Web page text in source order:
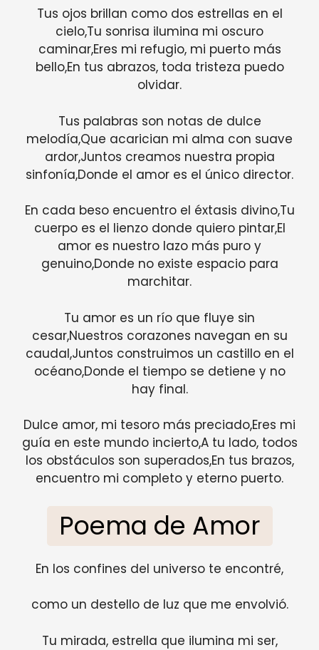
Tus ojos brillan como dos estrellas en el
cielo,Tu sonrisa ilumina mi oscuro
caminar,Eres mi refugio, mi puerto más
bello,En tus abrazos, toda tristeza puedo
olvidar.
Tus palabras son notas de dulce
melodía,Que acarician mi alma con suave
ardor,Juntos creamos nuestra propia
sinfonía,Donde el amor es el único director.
En cada beso encuentro el éxtasis divino,Tu
cuerpo es el lienzo donde quiero pintar,El
amor es nuestro lazo más puro y
genuino,Donde no existe espacio para
marchitar.
Tu amor es un río que fluye sin
cesar,Nuestros corazones navegan en su
caudal,Juntos construimos un castillo en el
océano,Donde el tiempo se detiene y no
hay final.
Dulce amor, mi tesoro más preciado,Eres mi
guía en este mundo incierto,A tu lado, todos
los obstáculos son superados,En tus brazos,
encuentro mi completo y eterno puerto.
Poema de Amor
En los confines del universo te encontré,
como un destello de luz que me envolvió.
Tu mirada, estrella que ilumina mi ser,